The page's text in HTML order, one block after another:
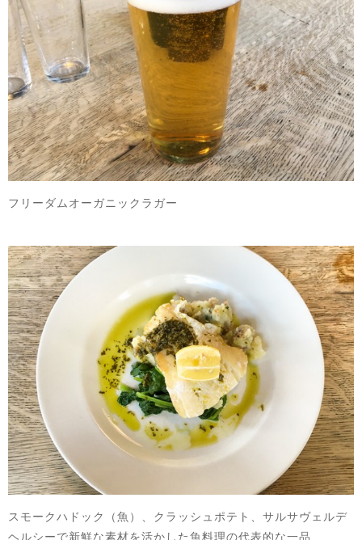
フリーダムオーガニックラガー
スモークハドック（魚）、クラッシュポテト、サルサヴェルデ
ヘルシーで新鮮な素材を活かした魚料理の代表的な一品